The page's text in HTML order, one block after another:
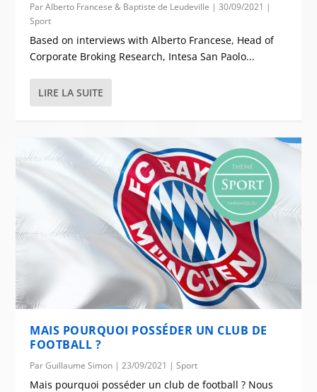
ParAlberto Francese & Baptiste de Leudeville |30/09/2021 |
Sport
Based on interviews with Alberto Francese, Head of
Corporate Broking Research, Intesa San Paolo...
LIRE LA SUITE
MAIS POURQUOI POSSÉDER UN CLUB DE
FOOTBALL ?
ParGuillaume Simon |23/09/2021 |Sport
Mais pourquoi posséder un club de football ? Nous